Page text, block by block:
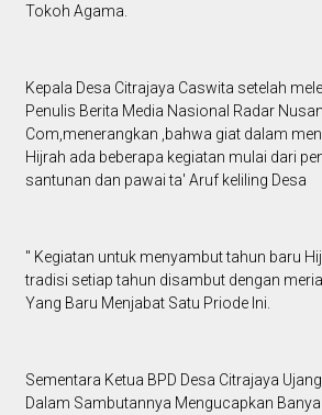
Tokoh Agama.
Kepala Desa Citrajaya Caswita setelah
Penulis Berita Media Nasional Radar
Com,menerangkan ,bahwa giat dalam
Hijrah ada beberapa kegiatan mulai dari
santunan dan pawai ta' Aruf keliling Desa
" Kegiatan untuk menyambut tahun baru
tradisi setiap tahun disambut dengan
Yang Baru Menjabat Satu Priode Ini.
Sementara Ketua BPD Desa Citrajaya
Dalam Sambutannya Mengucapkan